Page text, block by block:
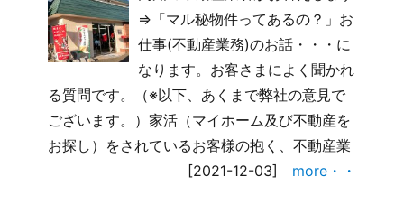
⇒「マル秘物件ってあるの？」お
仕事(不動産業務)のお話・・・に
なります。お客さまによく聞かれ
る質問です。（※以下、あくまで弊社の意見で
ございます。）家活（マイホーム及び不動産を
お探し）をされているお客様の抱く、不動産業
[2021-12-03] more・・